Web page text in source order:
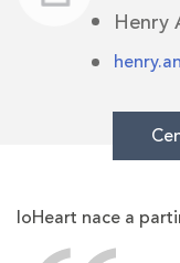
Henry
IoHeart nace a